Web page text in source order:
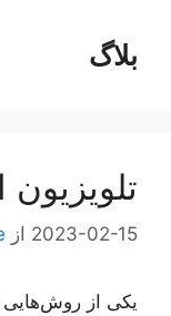
محتوابلاگ
2023-02-15 از
یکی از روش‌هایی